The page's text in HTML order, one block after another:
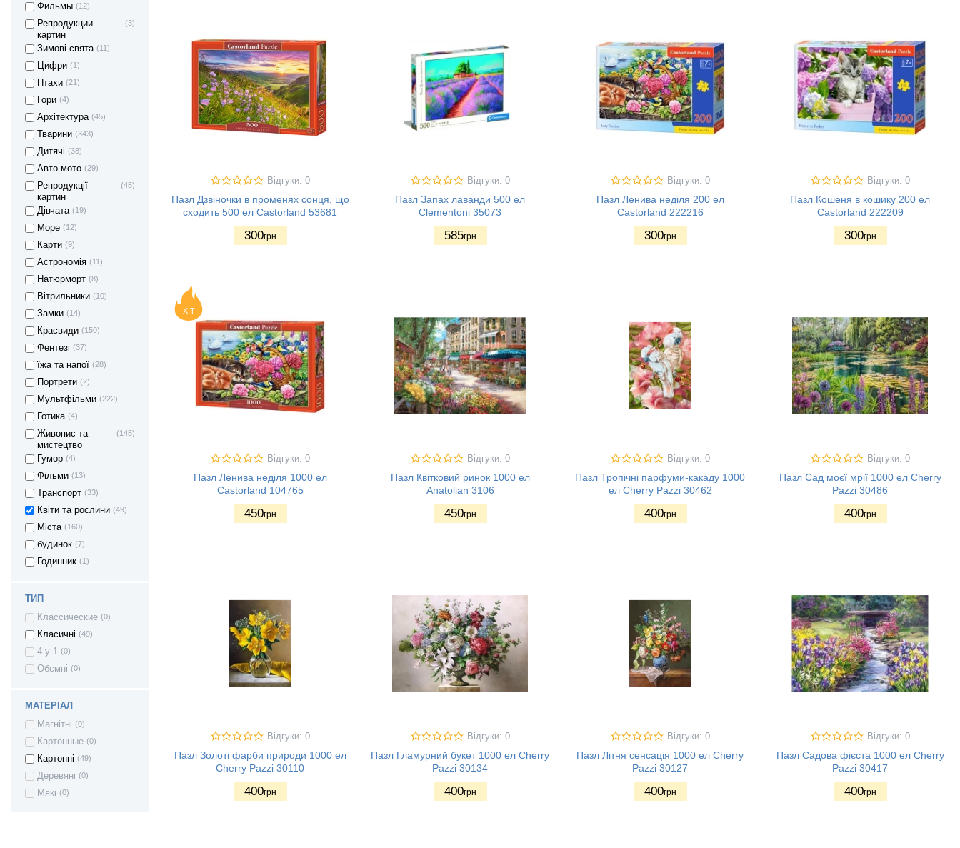
Фильмы (12)
Репродукции
картин
(3)
Зимові свята (11)
Цифри (1)
Птахи (21)
Гори (4)
Архітектура (45)
Тварини (343)
Дитячі (38)
Авто-мото (29)
Репродукції
картин
(45)
Дівчата (19)
Море (12)
Карти (9)
Астрономія (11)
Натюрморт (8)
Вітрильники (10)
Замки (14)
Краєвиди (150)
Фентезі (37)
їжа та напої (28)
Портрети (2)
Мультфільми (222)
Готика (4)
Живопис та
мистецтво
(145)
Гумор (4)
Фільми (13)
Транспорт (33)
Квіти та рослини (49)
Міста (160)
будинок (7)
Годинник (1)
ТИП
Классические (0)
Класичні (49)
4 у 1 (0)
Обємні (0)
МАТЕРІАЛ
Магнітні (0)
Картонные (0)
Картонні (49)
Деревяні (0)
Мякі (0)
Відгуки: 0
Пазл Дзвіночки в променях сонця, що
сходить 500 ел Castorland 53681
300грн
Відгуки: 0
Пазл Запах лаванди 500 ел
Clementoni 35073
585грн
Відгуки: 0
Пазл Ленива неділя 200 ел
Castorland 222216
300грн
Відгуки: 0
Пазл Кошеня в кошику 200 ел
Castorland 222209
300грн
ХІТ
Відгуки: 0
Пазл Ленива неділя 1000 ел
Castorland 104765
450грн
Відгуки: 0
Пазл Квітковий ринок 1000 ел
Anatolian 3106
450грн
Відгуки: 0
Пазл Тропічні парфуми-какаду 1000
ел Cherry Pazzi 30462
400грн
Відгуки: 0
Пазл Сад моєї мрії 1000 ел Cherry
Pazzi 30486
400грн
Відгуки: 0
Пазл Золоті фарби природи 1000 ел
Cherry Pazzi 30110
400грн
Відгуки: 0
Пазл Гламурний букет 1000 ел Cherry
Pazzi 30134
400грн
Відгуки: 0
Пазл Літня сенсація 1000 ел Cherry
Pazzi 30127
400грн
Відгуки: 0
Пазл Садова фієста 1000 ел Cherry
Pazzi 30417
400грн